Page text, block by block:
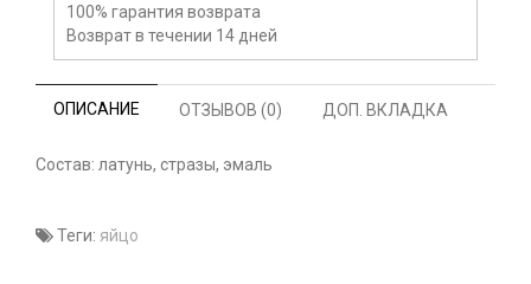
100% гарантия возврата
Возврат в течении 14 дней
ОПИСАНИЕ ОТЗЫВОВ (0) ДОП. ВКЛАДКА
Состав: латунь, стразы, эмаль
Теги: яйцо